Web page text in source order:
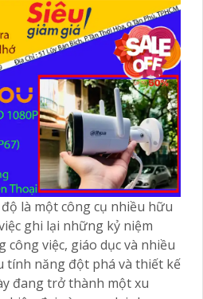
là một công cụ nhiều hữu
ghi lại những kỷ niệm
việc, giáo dục và nhiều
tính năng đột phá và thiết kế
đang trở thành một xu